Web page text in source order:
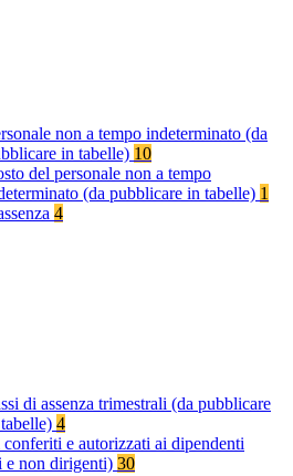
non a tempo indeterminato (da
in tabelle) 10
del personale non a tempo
(da pubblicare in tabelle) 1
4
di assenza trimestrali (da pubblicare
4
e autorizzati ai dipendenti
e non dirigenti) 30